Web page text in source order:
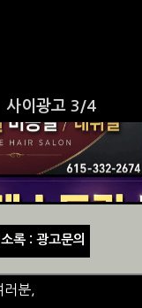
사이광고 3/4
록 : 광고문의
분,